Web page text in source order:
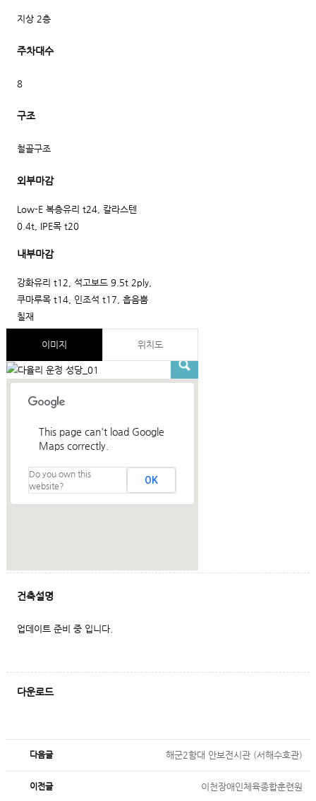
지상 2층
주차대수
8
구조
철골구조
외부마감
Low-E 복층유리 t24, 칼라스텐
0.4t, IPE목 t20
내부마감
강화유리 t12, 석고보드 9.5t 2ply,
쿠마루목 t14, 인조석 t17, 흡음뿜
칠재
이미지 위치도
This page can't load Google
Maps correctly.
Do you own this
website?
OK
건축설명
업데이트 준비 중 입니다.
다운로드
다음글 해군2함대 안보전시관 (서해수호관)
이전글 이천장애인체육종합훈련원